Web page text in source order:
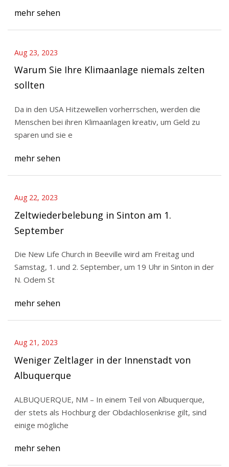
mehr sehen
Aug 23, 2023
Warum Sie Ihre Klimaanlage niemals zelten
sollten
Da in den USA Hitzewellen vorherrschen, werden die
Menschen bei ihren Klimaanlagen kreativ, um Geld zu
sparen und sie e
mehr sehen
Aug 22, 2023
Zeltwiederbelebung in Sinton am 1.
September
Die New Life Church in Beeville wird am Freitag und
Samstag, 1. und 2. September, um 19 Uhr in Sinton in der
N. Odem St
mehr sehen
Aug 21, 2023
Weniger Zeltlager in der Innenstadt von
Albuquerque
ALBUQUERQUE, NM – In einem Teil von Albuquerque,
der stets als Hochburg der Obdachlosenkrise gilt, sind
einige mögliche
mehr sehen